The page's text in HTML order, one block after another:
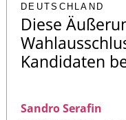
DEUTSCHLAND
Diese
Kandidaten
Sandro Serafin